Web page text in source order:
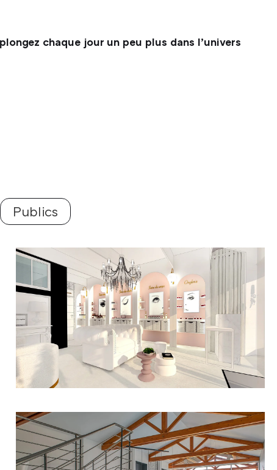
chaque jour un peu plus dans l’univers
Publics